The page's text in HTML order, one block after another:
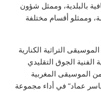
بالبلدية، وممثل شؤون
وممثلو أقسام مختلفة
التراثية الكنارية
الجوق التقليدي
الموسيقى المغربية
عماد” في أداء مجموعة